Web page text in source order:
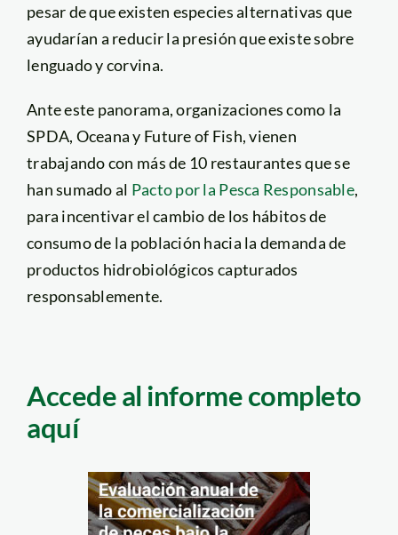
pesar de que existen especies alternativas que
ayudarían a reducir la presión que existe sobre
lenguado y corvina.
Ante este panorama, organizaciones como la
SPDA, Oceana y Future of Fish, vienen
trabajando con más de 10 restaurantes que se
han sumado al Pacto por la Pesca Responsable,
para incentivar el cambio de los hábitos de
consumo de la población hacia la demanda de
productos hidrobiológicos capturados
responsablemente.
Accede al informe completo
aquí